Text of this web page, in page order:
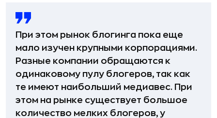
При этом рынок блогинга пока еще
мало изучен крупными корпорациями.
Разные компании обращаются к
одинаковому пулу блогеров, так как
те имеют наибольший медиавес. При
этом на рынке существует большое
количество мелких блогеров, у